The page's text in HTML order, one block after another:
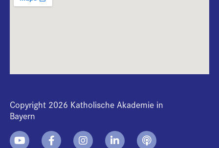
Copyright 2026 Katholische Akademie in
Bayern